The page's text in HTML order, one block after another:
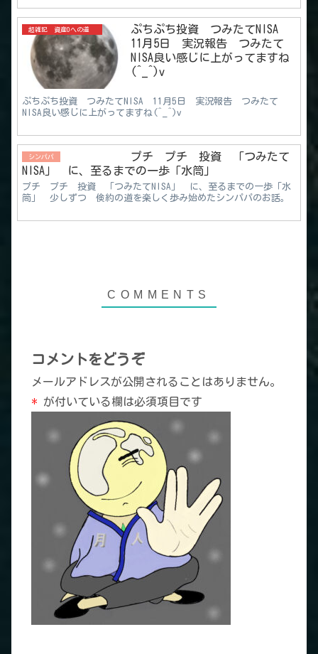
超雑記 資産0への道
ぷちぷち投資 つみたてNISA
11月5日 実況報告 つみたて
NISA良い感じに上がってますね
(^_^)v
ぷちぷち投資 つみたてNISA 11月5日 実況報告 つみたて
NISA良い感じに上がってますね(^_^)v
シンパパ
プチ プチ 投資 「つみたて
NISA」 に、至るまでの一歩「水筒」
プチ プチ 投資 「つみたてNISA」 に、至るまでの一歩「水
筒」 少しずつ 倹約の道を楽しく歩み始めたシンパパのお話。
コメントをどうぞ
メールアドレスが公開されることはありません。
* が付いている欄は必須項目です